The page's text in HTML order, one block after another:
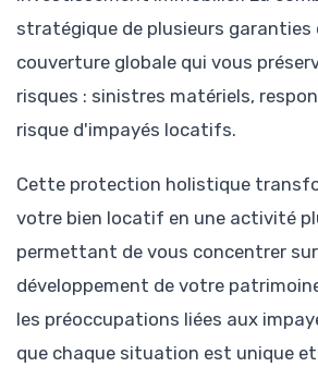
stratégique de plusieurs garanties
couverture globale qui vous
risques : sinistres matériels,
risque d'impayés locatifs.
Cette protection holistique
votre bien locatif en une activité
permettant de vous concentrer
développement de votre
les préoccupations liées aux
que chaque situation est unique